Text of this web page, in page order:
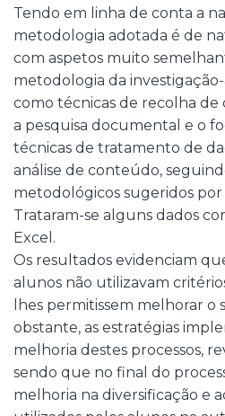
Tendo em linha de conta a
metodologia adotada é de
com aspetos muito
metodologia da
como técnicas de recolha de
a pesquisa documental e o
técnicas de tratamento de
análise de conteúdo,
metodológicos sugeridos por
Trataram-se alguns dados
Excel.
Os resultados evidenciam
alunos não utilizavam
lhes permitissem melhorar o
obstante, as estratégias
melhoria destes processos,
sendo que no final do
melhoria na diversificação e